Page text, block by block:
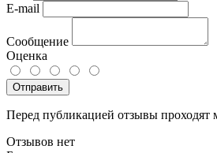
E-mail
Сообщение
Оценка
Отправить
Перед публикацией отзывы проходят
Отзывов нет